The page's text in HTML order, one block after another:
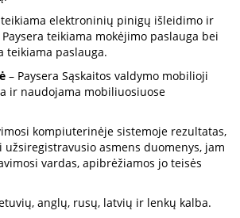
teikiama elektroninių pinigų išleidimo ir
teikiama mokėjimo paslauga bei
teikiama paslauga.
– Paysera Sąskaitos valdymo mobilioji
ir naudojama mobiliuosiuose
kompiuterinėje sistemoje rezultatas,
asmens duomenys, jam
vardas, apibrėžiamos jo teisės
anglų, rusų, latvių ir lenkų kalba.